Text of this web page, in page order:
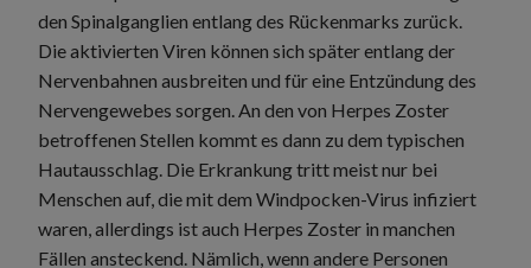
den Spinalganglien entlang des Rückenmarks zurück.
Die aktivierten Viren können sich später entlang der
Nervenbahnen ausbreiten und für eine Entzündung des
Nervengewebes sorgen. An den von Herpes Zoster
betroffenen Stellen kommt es dann zu dem typischen
Hautausschlag. Die Erkrankung tritt meist nur bei
Menschen auf, die mit dem Windpocken-Virus infiziert
waren, allerdings ist auch Herpes Zoster in manchen
Fällen ansteckend. Nämlich, wenn andere Personen